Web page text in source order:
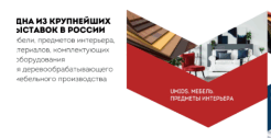
DỊCH VỤ KIỂM KÊ KHÍ THẢI NHÀ
KÍNH